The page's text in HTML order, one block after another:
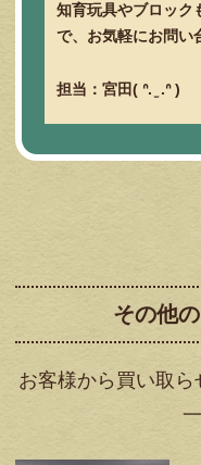
知育玩具やブロック
で、お気軽にお問い
担当：宮田( ᐢ. ̫ .ᐢ )
その他
お客様から買い取